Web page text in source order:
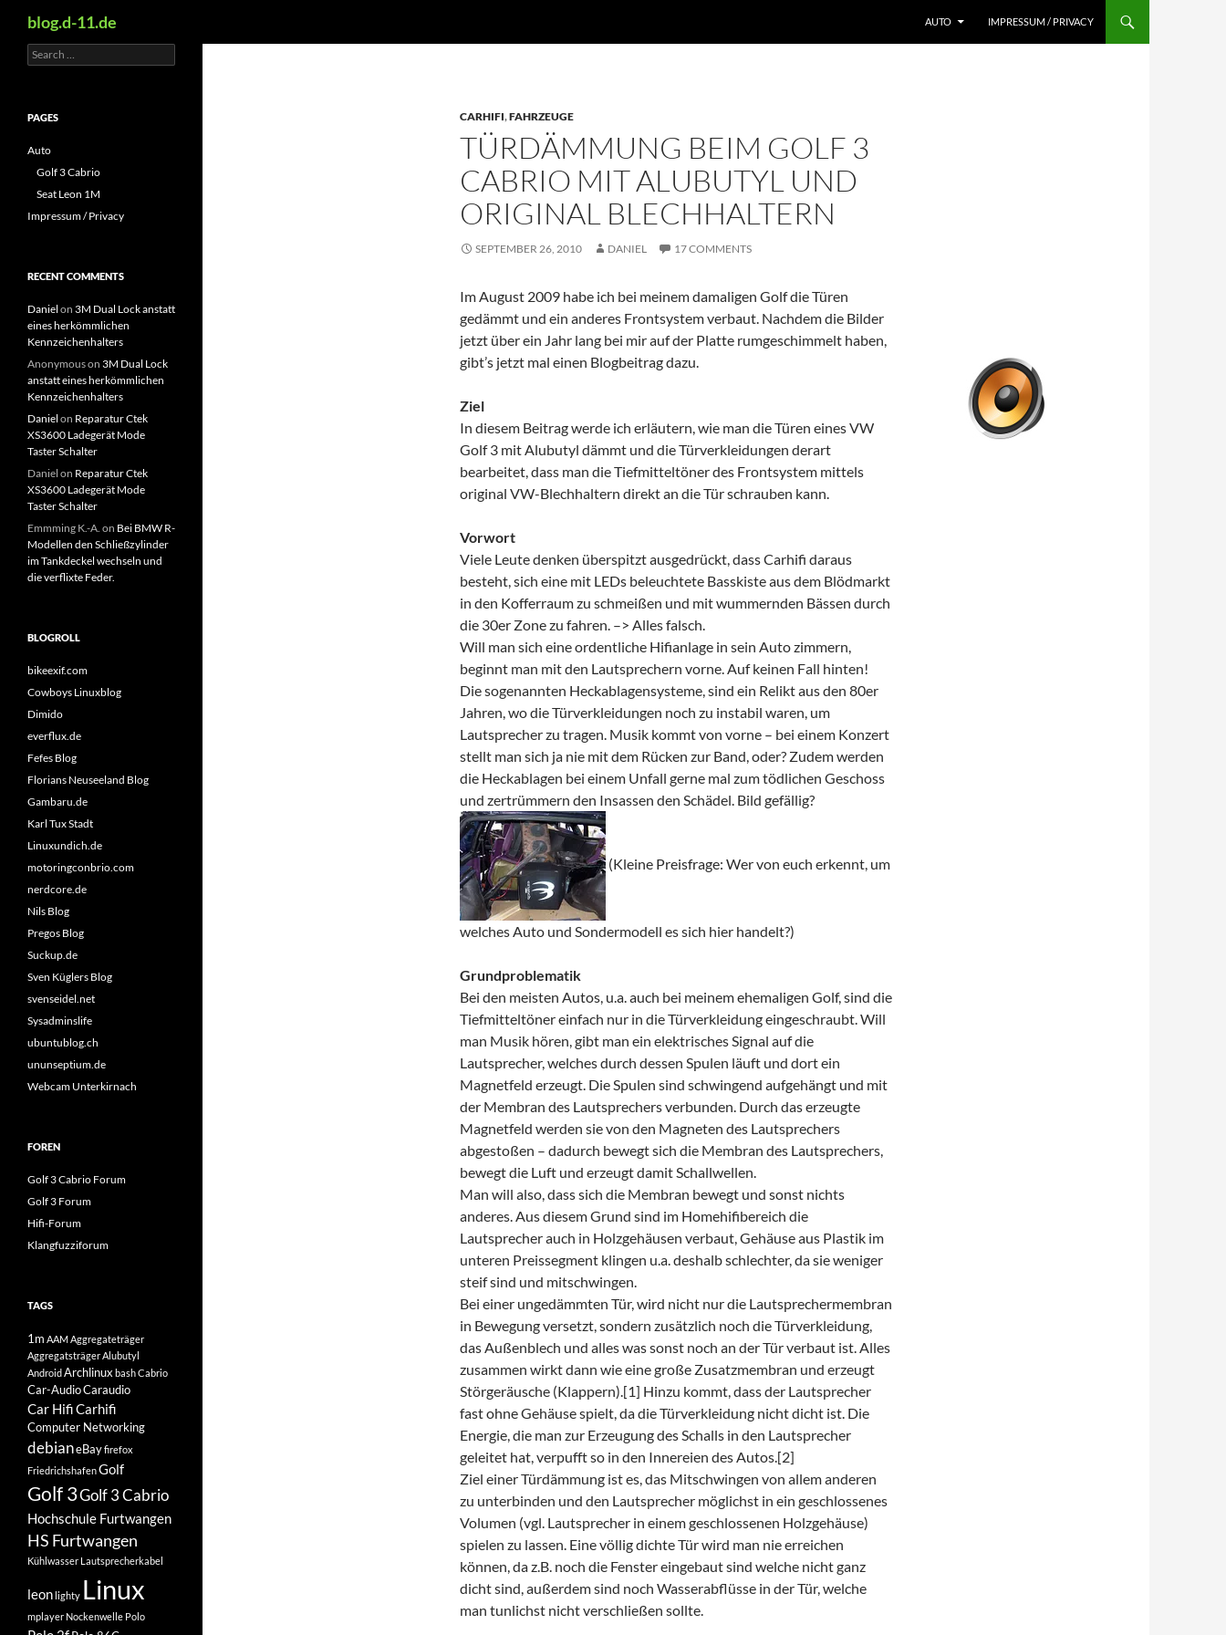
blog.d-11.de AUTO IMPRESSUM / PRIVACY
CARHIFI,FAHRZEUGE
TÜRDÄMMUNG BEIM GOLF 3
CABRIO MIT ALUBUTYL UND
ORIGINAL BLECHHALTERN
SEPTEMBER 26, 2010 DANIEL 17 COMMENTS
Im August 2009 habe ich bei meinem damaligen Golf die Türen
gedämmt und ein anderes Frontsystem verbaut. Nachdem die Bilder
jetzt über ein Jahr lang bei mir auf der Platte rumgeschimmelt haben,
gibt’s jetzt mal einen Blogbeitrag dazu.
Ziel
In diesem Beitrag werde ich erläutern, wie man die Türen eines VW
Golf 3 mit Alubutyl dämmt und die Türverkleidungen derart
bearbeitet, dass man die Tiefmitteltöner des Frontsystem mittels
original VW-Blechhaltern direkt an die Tür schrauben kann.
Vorwort
Viele Leute denken überspitzt ausgedrückt, dass Carhifi daraus
besteht, sich eine mit LEDs beleuchtete Basskiste aus dem Blödmarkt
in den Kofferraum zu schmeißen und mit wummernden Bässen durch
die 30er Zone zu fahren. –> Alles falsch.
Will man sich eine ordentliche Hifianlage in sein Auto zimmern,
beginnt man mit den Lautsprechern vorne. Auf keinen Fall hinten!
Die sogenannten Heckablagensysteme, sind ein Relikt aus den 80er
Jahren, wo die Türverkleidungen noch zu instabil waren, um
Lautsprecher zu tragen. Musik kommt von vorne – bei einem Konzert
stellt man sich ja nie mit dem Rücken zur Band, oder? Zudem werden
die Heckablagen bei einem Unfall gerne mal zum tödlichen Geschoss
und zertrümmern den Insassen den Schädel. Bild gefällig?
(Kleine Preisfrage: Wer von euch erkennt, um
welches Auto und Sondermodell es sich hier handelt?)
Grundproblematik
Bei den meisten Autos, u.a. auch bei meinem ehemaligen Golf, sind die
Tiefmitteltöner einfach nur in die Türverkleidung eingeschraubt. Will
man Musik hören, gibt man ein elektrisches Signal auf die
Lautsprecher, welches durch dessen Spulen läuft und dort ein
Magnetfeld erzeugt. Die Spulen sind schwingend aufgehängt und mit
der Membran des Lautsprechers verbunden. Durch das erzeugte
Magnetfeld werden sie von den Magneten des Lautsprechers
abgestoßen – dadurch bewegt sich die Membran des Lautsprechers,
bewegt die Luft und erzeugt damit Schallwellen.
Man will also, dass sich die Membran bewegt und sonst nichts
anderes. Aus diesem Grund sind im Homehifibereich die
Lautsprecher auch in Holzgehäusen verbaut, Gehäuse aus Plastik im
unteren Preissegment klingen u.a. deshalb schlechter, da sie weniger
steif sind und mitschwingen.
Bei einer ungedämmten Tür, wird nicht nur die Lautsprechermembran
in Bewegung versetzt, sondern zusätzlich noch die Türverkleidung,
das Außenblech und alles was sonst noch an der Tür verbaut ist. Alles
zusammen wirkt dann wie eine große Zusatzmembran und erzeugt
Störgeräusche (Klappern).[1] Hinzu kommt, dass der Lautsprecher
fast ohne Gehäuse spielt, da die Türverkleidung nicht dicht ist. Die
Energie, die man zur Erzeugung des Schalls in den Lautsprecher
geleitet hat, verpufft so in den Innereien des Autos.[2]
Ziel einer Türdämmung ist es, das Mitschwingen von allem anderen
zu unterbinden und den Lautsprecher möglichst in ein geschlossenes
Volumen (vgl. Lautsprecher in einem geschlossenen Holzgehäuse)
spielen zu lassen. Eine völlig dichte Tür wird man nie erreichen
können, da z.B. noch die Fenster eingebaut sind welche nicht ganz
dicht sind, außerdem sind noch Wasserabflüsse in der Tür, welche
man tunlichst nicht verschließen sollte.
Search
for:
PAGES
Auto
Golf 3 Cabrio
Seat Leon 1M
Impressum / Privacy
RECENT COMMENTS
Daniel on 3M Dual Lock anstatt
eines herkömmlichen
Kennzeichenhalters
Anonymouson 3M Dual Lock
anstatt eines herkömmlichen
Kennzeichenhalters
Daniel on Reparatur Ctek
XS3600 Ladegerät Mode
Taster Schalter
Daniel on Reparatur Ctek
XS3600 Ladegerät Mode
Taster Schalter
Emmming K.-A. on Bei BMW R-
Modellen den Schließzylinder
im Tankdeckel wechseln und
die verflixte Feder.
BLOGROLL
bikeexif.com
Cowboys Linuxblog
Dimido
everflux.de
Fefes Blog
Florians Neuseeland Blog
Gambaru.de
Karl Tux Stadt
Linuxundich.de
motoringconbrio.com
nerdcore.de
Nils Blog
Pregos Blog
Suckup.de
Sven Küglers Blog
svenseidel.net
Sysadminslife
ubuntublog.ch
ununseptium.de
Webcam Unterkirnach
FOREN
Golf 3 Cabrio Forum
Golf 3 Forum
Hifi-Forum
Klangfuzziforum
TAGS
1m AAMAggregateträger
AggregatsträgerAlubutyl
AndroidArchlinux bashCabrio
Car-AudioCaraudio
Car HifiCarhifi
Computer Networking
debianeBayfirefox
FriedrichshafenGolf
Golf 3Golf 3 Cabrio
Hochschule Furtwangen
HS Furtwangen
Kühlwasser Lautsprecherkabel
leonlighty Linux
mplayer Nockenwelle Polo